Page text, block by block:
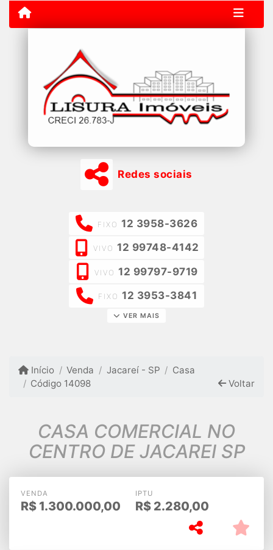
Redes sociais
FIXO 12 3958-3626
VIVO 12 99748-4142
VIVO 12 99797-9719
FIXO 12 3953-3841
VER MAIS
Início Venda Jacareí - SP
Casa
Código 14098
Voltar
CASA COMERCIAL NO
CENTRO DE JACAREI SP
VENDA
R$ 1.300.000,00
IPTU
R$ 2.280,00